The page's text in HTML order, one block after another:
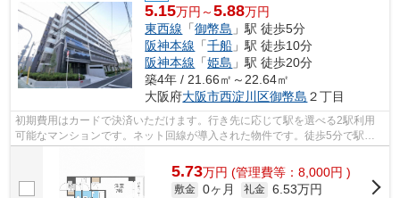
5.15万円～5.88万円
東西線 「御幣島 」駅 徒歩5分
阪神本線 「千船 」駅 徒歩10分
阪神本線 「姫島 」駅 徒歩20分
築4年 / 21.66㎡～22.64㎡
大阪府大阪市西淀川区御幣島 ２丁目
初期費用はカードで決済いただけます。行き先に応じて駅を選べる2駅利用
可能なマンションです。ネット回線が導入された物件です。徒歩5分で駅に
アクセスできる物件です。当社スタッフ...
5.73万円 (管理費等：8,000円 )
敷金 0ヶ月 礼金 6.53万円